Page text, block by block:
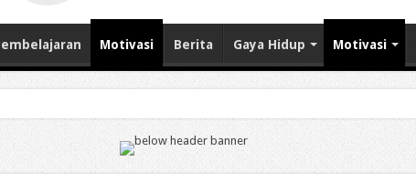
Motivasi Berita Gaya Hidup Motivasi